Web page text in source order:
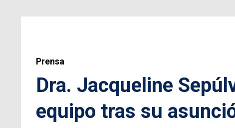
Ciudad
Prensa
Dra. Jacqueline
equipo tras su